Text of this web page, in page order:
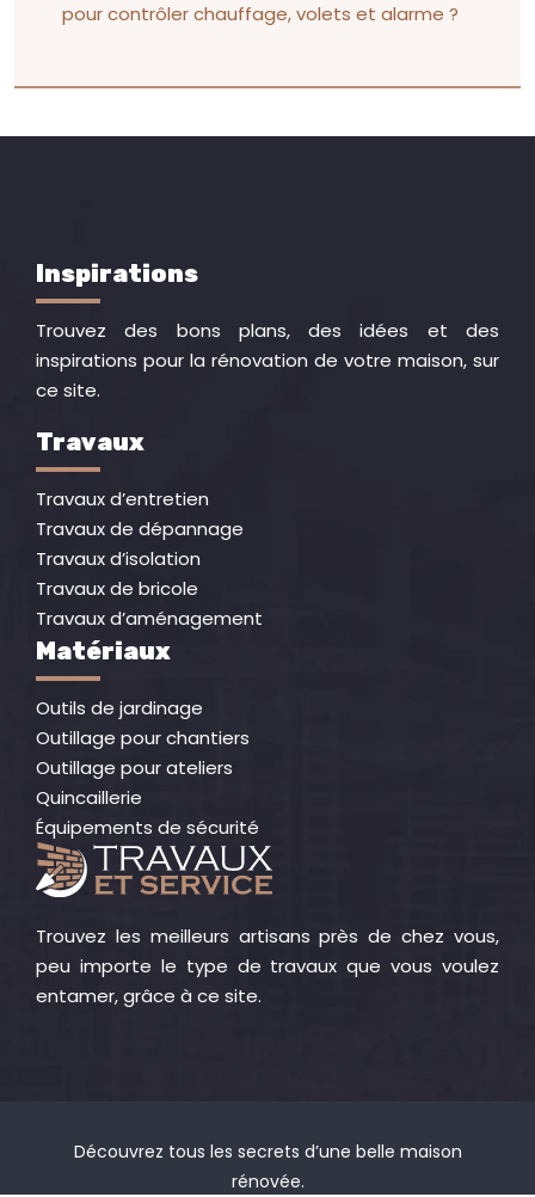
pour contrôler chauffage, volets et alarme ?
Inspirations
Trouvez des bons plans, des idées et des
inspirations pour la rénovation de votre maison, sur
ce site.
Travaux
Travaux d’entretien
Travaux de dépannage
Travaux d’isolation
Travaux de bricole
Travaux d’aménagement
Matériaux
Outils de jardinage
Outillage pour chantiers
Outillage pour ateliers
Quincaillerie
Équipements de sécurité
Trouvez les meilleurs artisans près de chez vous,
peu importe le type de travaux que vous voulez
entamer, grâce à ce site.
Découvrez tous les secrets d’une belle maison
rénovée.